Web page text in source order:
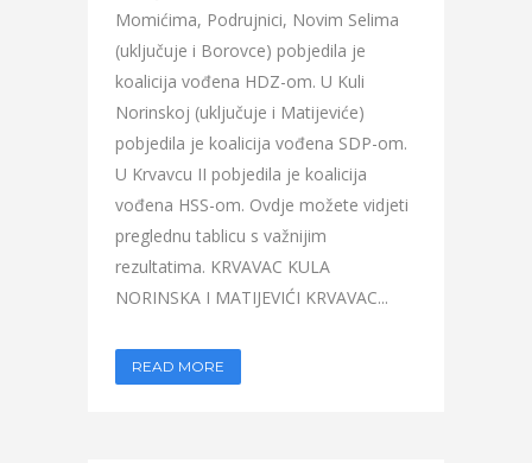
Momićima, Podrujnici, Novim Selima
(uključuje i Borovce) pobjedila je
koalicija vođena HDZ-om. U Kuli
Norinskoj (uključuje i Matijeviće)
pobjedila je koalicija vođena SDP-om.
U Krvavcu II pobjedila je koalicija
vođena HSS-om. Ovdje možete vidjeti
preglednu tablicu s važnijim
rezultatima. KRVAVAC KULA
NORINSKA I MATIJEVIĆI KRVAVAC...
READ MORE